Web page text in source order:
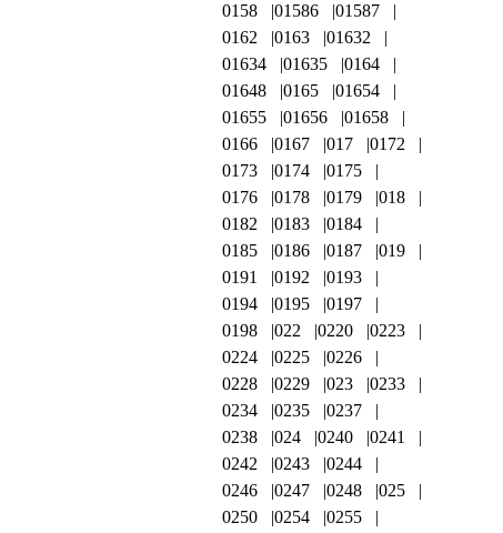
0158
01586
01587
0162
0163
01632
01634
01635
0164
01648
0165
01654
01655
01656
01658
0166
0167 017
0172
0173
0174
0175
0176
0178 0179
018
0182
0183
0184
0185
0186 0187
019
0191
0192
0193
0194
0195
0197
0198
022 0220
0223
0224
0225
0226
0228
0229 023
0233
0234
0235
0237
0238
024 0240
0241
0242
0243
0244
0246
0247 0248
025
0250
0254
0255